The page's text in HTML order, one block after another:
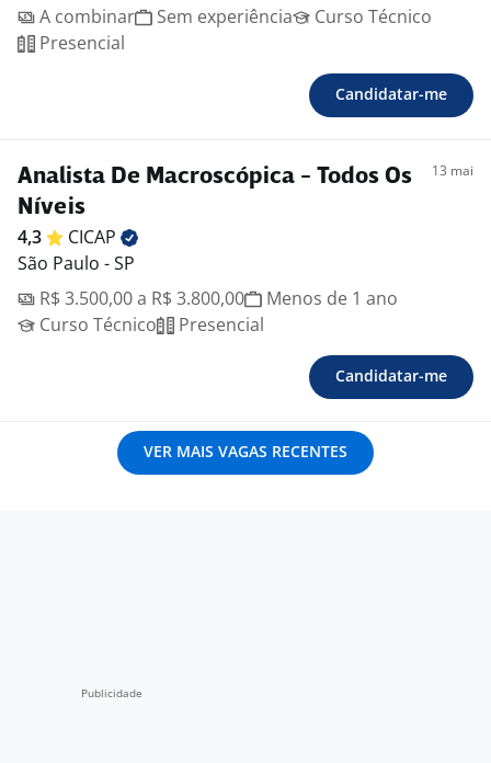
A combinar
Sem experiência
Curso Técnico
Presencial
Candidatar-me
Analista De Macroscópica - Todos Os
Níveis
13 mai
4,3
CICAP
São Paulo - SP
R$ 3.500,00 a R$ 3.800,00
Menos de 1 ano
Curso Técnico
Presencial
Candidatar-me
VER MAIS VAGAS RECENTES